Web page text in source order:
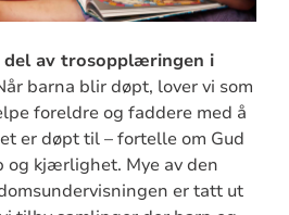
del av trosopplæringen i
barna blir døpt, lover vi som
foreldre og faddere med å
er døpt til – fortelle om Gud
og kjærlighet. Mye av den
er tatt ut